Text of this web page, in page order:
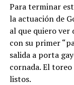
Para terminar
la actuación de
al que quiero ver
con su primer
salida a porta
cornada. El
listos.